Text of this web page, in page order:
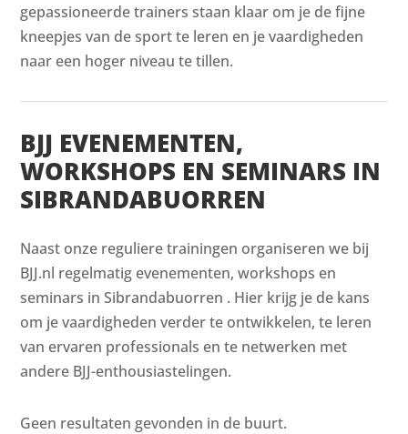
gepassioneerde trainers staan klaar om je de fijne
kneepjes van de sport te leren en je vaardigheden
naar een hoger niveau te tillen.
BJJ EVENEMENTEN,
WORKSHOPS EN SEMINARS IN
SIBRANDABUORREN
Naast onze reguliere trainingen organiseren we bij
BJJ.nl regelmatig evenementen, workshops en
seminars in Sibrandabuorren . Hier krijg je de kans
om je vaardigheden verder te ontwikkelen, te leren
van ervaren professionals en te netwerken met
andere BJJ-enthousiastelingen.
Geen resultaten gevonden in de buurt.